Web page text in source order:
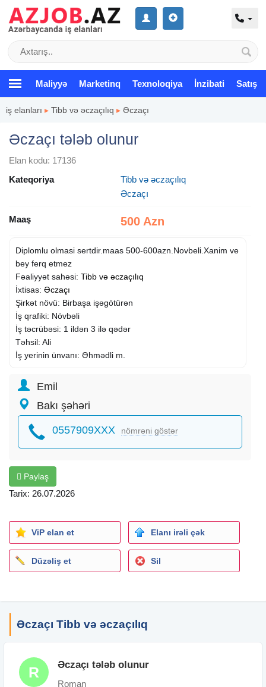
Maliyyə Marketinq Texnoloqiya İnzibati Satış
iş elanları ▸ Tibb və əczaçılıq ▸ Əczaçı
Əczaçı tələb olunur
Elan kodu: 17136
Kateqoriya
Tibb və əczaçılıq
Əczaçı
Maaş 500 Azn
Diplomlu olmasi sertdir.maas 500-600azn.Novbeli.Xanim ve
bey ferq etmez
Fəaliyyət sahəsi: Tibb və əczaçılıq
İxtisas: Əczaçı
Şirkət növü: Birbaşa işəgötürən
İş qrafiki: Növbəli
İş təcrübəsi: 1 ildən 3 ilə qədər
Təhsil: Ali
İş yerinin ünvanı: Əhmədli m.
Emil
Bakı şəhəri
0557909XXX nömrəni göstər
Paylaş
Tarix: 26.07.2026
ViP elan et Elanı irəli çək
Düzəliş et Sil
Əczaçı Tibb və əczaçılıq
R Əczaçı tələb olunur
Roman